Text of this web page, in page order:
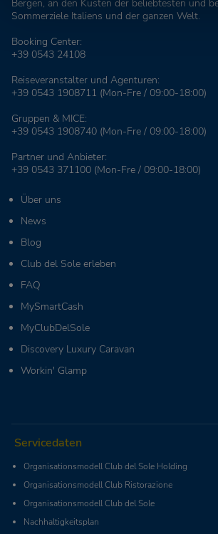
Bergen, an den Küsten der beliebtesten und
Sommerziele Italiens und der ganzen Welt.
Booking Center:
+39 0543 24108
Reiseveranstalter und Agenturen:
+39 0543 1908711 (Mon-Fre / 09:00-18:00)
Gruppen & MICE:
+39 0543 1908740 (Mon-Fre / 09:00-18:00)
Partner und Anbieter:
+39 0543 371100 (Mon-Fre / 09:00-18:00)
Über uns
News
Blog
Club del Sole erleben
FAQ
MySmartCash
MyClubDelSole
Discovery Luxury Caravan
Workin' Glamp
Servicedaten
Organisationsmodell Club del Sole Holding
Organisationsmodell Club Ristorazione
Organisationsmodell Club del Sole
Nachhaltigkeitsplan